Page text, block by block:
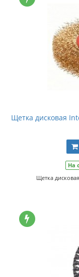
Щетка дисковая
На
Щетка